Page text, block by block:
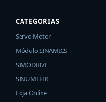
CATEGORIAS
Servo Motor
Módulo SINAMICS
SIMODRIVE
SINUMERIK
Loja Online